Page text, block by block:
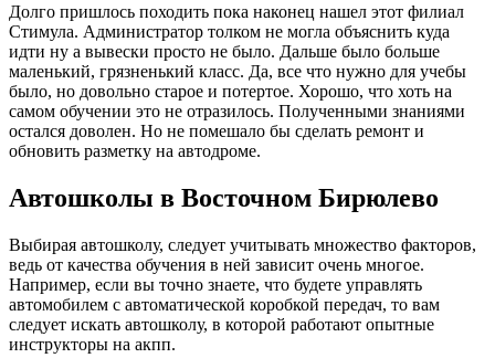
Долго пришлось походить пока наконец нашел этот филиал
Стимула. Администратор толком не могла объяснить куда
идти ну а вывески просто не было. Дальше было больше
маленький, грязненький класс. Да, все что нужно для учебы
было, но довольно старое и потертое. Хорошо, что хоть на
самом обучении это не отразилось. Полученными знаниями
остался доволен. Но не помешало бы сделать ремонт и
обновить разметку на автодроме.
Автошколы в Восточном Бирюлево
Выбирая автошколу, следует учитывать множество факторов,
ведь от качества обучения в ней зависит очень многое.
Например, если вы точно знаете, что будете управлять
автомобилем с автоматической коробкой передач, то вам
следует искать автошколу, в которой работают опытные
инструкторы на акпп.